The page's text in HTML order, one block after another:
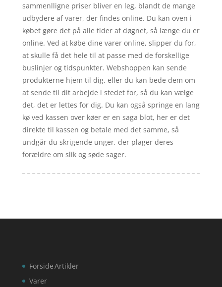
sammenlligne priser bliver en leg, blandt de mange
udbydere af varer, der findes online. Du kan oven i
købet gøre det på alle tider af døgnet, så længe du er
online. Ved at købe dine varer online, slipper du for,
at skulle få det hele til at passe med de forskellige
buslinjer og tidspunkter. Webshoppen kan sende
produkterne hjem til dig, eller du kan bede dem om
at sende til dit arbejde i stedet for, så du kan vælge
det, det er lettes for dig. Du kan også springe en lang
kø ved kassen over køer er en saga blot, her er det
direkte til kassen og betale med det samme, så
undgår du skrigende unger, der plager deres
forældre om slik og søde sager.
Forside
Varer
Artikler